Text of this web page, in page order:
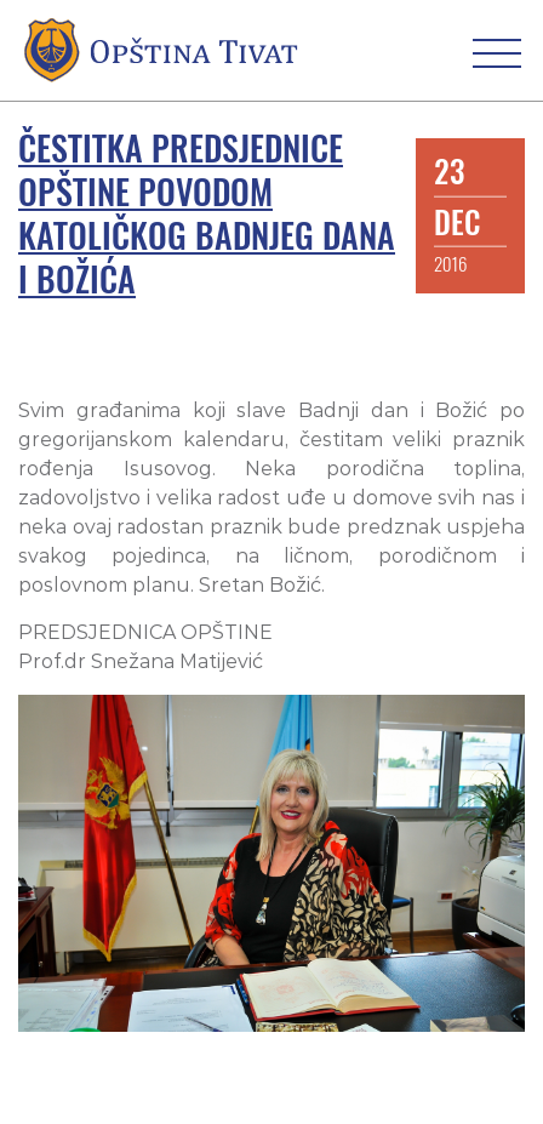
ČESTITKA PREDSJEDNICE
OPŠTINE POVODOM
KATOLIČKOG BADNJEG DANA
I BOŽIĆA
23
DEC
2016
Svim građanima koji slave Badnji dan i Božić po
gregorijanskom kalendaru, čestitam veliki praznik
rođenja Isusovog. Neka porodična toplina,
zadovoljstvo i velika radost uđe u domove svih nas i
neka ovaj radostan praznik bude predznak uspjeha
svakog pojedinca, na ličnom, porodičnom i
poslovnom planu. Sretan Božić.
PREDSJEDNICA OPŠTINE
Prof.dr Snežana Matijević